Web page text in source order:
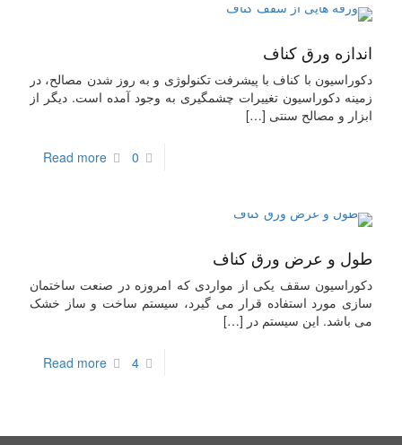
اندازه ورق کناف
دکوراسیون با کناف با پیشرفت تکنولوژی و به روز شدن مصالح، در
زمینه دکوراسیون تغییرات چشمگیری به وجود آمده است. دیگر از
ابزار و مصالح سنتی […]
0
Read more
طول و عرض ورق کناف
دکوراسیون سقف یکی از مواردی که امروزه در صنعت ساختمان
سازی مورد استفاده قرار می گیرد، سیستم ساخت و ساز خشک
می باشد. این سیستم در […]
4
Read more